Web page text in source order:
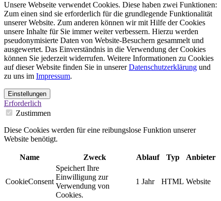
Unsere Webseite verwendet Cookies. Diese haben zwei Funktionen:
Zum einen sind sie erforderlich für die grundlegende Funktionalität
unserer Website. Zum anderen können wir mit Hilfe der Cookies
unsere Inhalte für Sie immer weiter verbessern. Hierzu werden
pseudonymisierte Daten von Website-Besuchern gesammelt und
ausgewertet. Das Einverständnis in die Verwendung der Cookies
können Sie jederzeit widerrufen. Weitere Informationen zu Cookies
auf dieser Website finden Sie in unsererDatenschutzerklärung und
zu uns im Impressum.
Einstellungen
Erforderlich
Zustimmen
Diese Cookies werden für eine reibungslose Funktion unserer
Website benötigt.
Name Zweck Ablauf Typ Anbieter
CookieConsent
Speichert Ihre
Einwilligung zur
Verwendung von
Cookies.
1 Jahr HTML Website